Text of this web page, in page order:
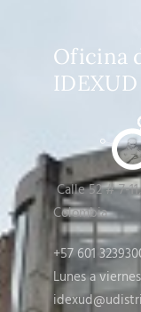
Oficina
IDEXUD
Calle 52 # 7-
Colombia
+57 601
Lunes a